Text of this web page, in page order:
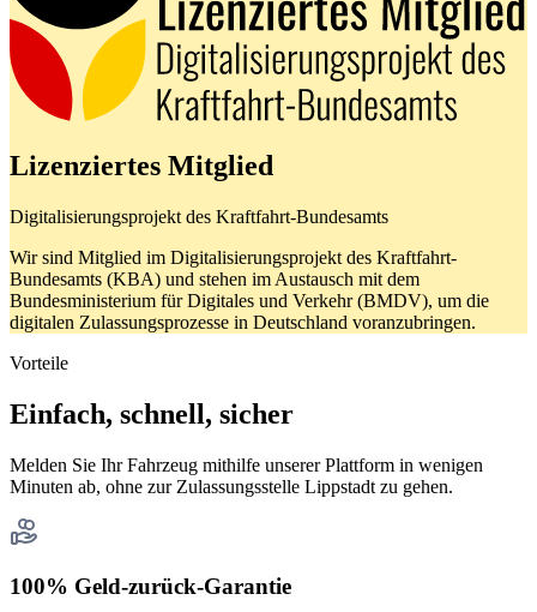
Lizenziertes Mitglied
Digitalisierungsprojekt des Kraftfahrt-Bundesamts
Wir sind Mitglied im Digitalisierungsprojekt des Kraftfahrt-
Bundesamts (KBA) und stehen im Austausch mit dem
Bundesministerium für Digitales und Verkehr (BMDV), um die
digitalen Zulassungsprozesse in Deutschland voranzubringen.
Vorteile
Einfach, schnell, sicher
Melden Sie Ihr Fahrzeug mithilfe unserer Plattform in wenigen
Minuten ab, ohne zur Zulassungsstelle Lippstadt zu gehen.
100% Geld-zurück-Garantie